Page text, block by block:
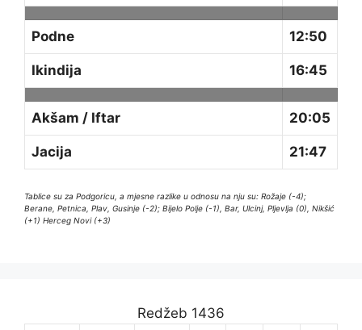
Podne 12:50
Ikindija 16:45
Akšam / Iftar 20:05
Jacija 21:47
Tablice su za Podgoricu, a mjesne razlike u odnosu na nju su: Rožaje (-4);
Berane, Petnica, Plav, Gusinje (-2); Bijelo Polje (-1), Bar, Ulcinj, Pljevlja (0), Nikšić
(+1) Herceg Novi (+3)
Redžeb 1436